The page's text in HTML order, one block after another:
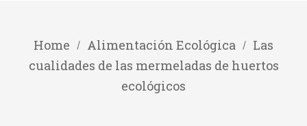
Home Alimentación Ecológica
Las
cualidades de las mermeladas de huertos
ecológicos